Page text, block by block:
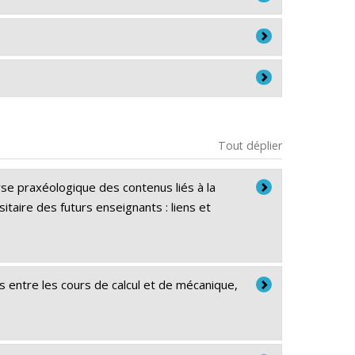
mathématiques au secondaire et en
Calculus across disciplines.
Education
Tout déplier
praxéologique des contenus liés à la
des futurs enseignants : liens et
les cours de calcul et de mécanique,